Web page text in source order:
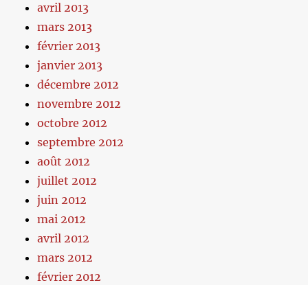
avril 2013
mars 2013
février 2013
janvier 2013
décembre 2012
novembre 2012
octobre 2012
septembre 2012
août 2012
juillet 2012
juin 2012
mai 2012
avril 2012
mars 2012
février 2012